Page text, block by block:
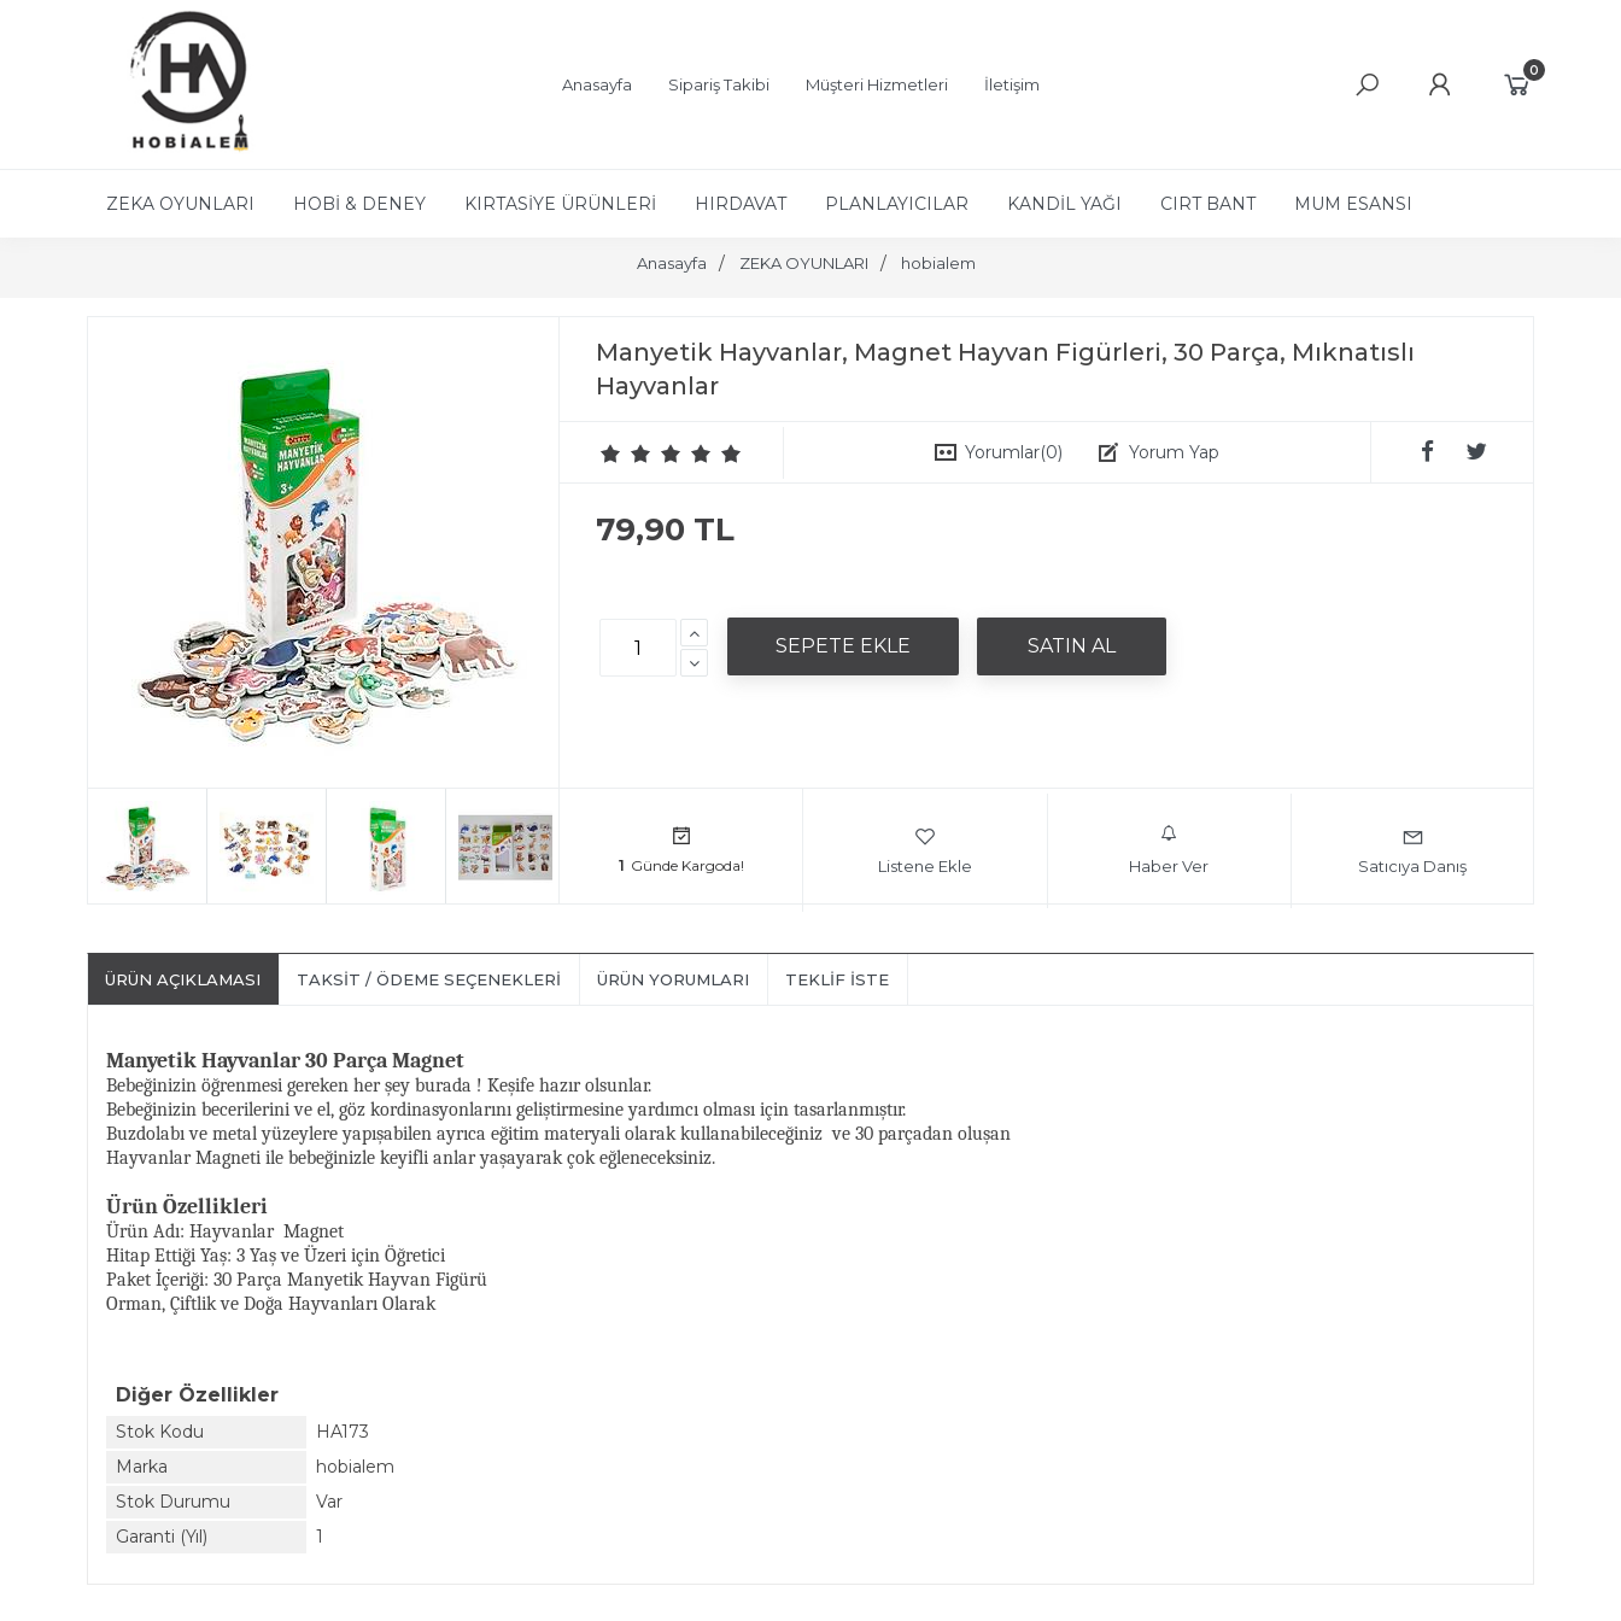
Anasayfa Sipariş Takibi Müşteri Hizmetleri İletişim
0
ZEKA OYUNLARI HOBİ & DENEY KIRTASİYE ÜRÜNLERİ HIRDAVAT PLANLAYICILAR KANDİL YAĞI CIRT BANT MUM ESANSI
Anasayfa ZEKA OYUNLARI hobialem
Manyetik Hayvanlar, Magnet Hayvan Figürleri, 30 Parça, Mıknatıslı
Hayvanlar
Yorumlar(0) Yorum Yap
79,90 TL
1 Listene Ekle Haber Ver Satıcıya Danış
ÜRÜN AÇIKLAMASI TAKSIT / ÖDEME SEÇENEKLERI ÜRÜN YORUMLARI TEKLIF İSTE
Manyetik Hayvanlar 30 Parça Magnet
Bebeğinizin öğrenmesi gereken her şey burada ! Keşife hazır olsunlar.
Bebeğinizin becerilerini ve el, göz kordinasyonlarını geliştirmesine yardımcı olması için tasarlanmıştır.
Buzdolabı ve metal yüzeylere yapışabilen ayrıca eğitim materyali olarak kullanabileceğiniz ve 30 parçadan oluşan
Hayvanlar Magneti ile bebeğinizle keyifli anlar yaşayarak çok eğleneceksiniz.
Ürün Özellikleri
Ürün Adı: Hayvanlar Magnet
Hitap Ettiği Yaş: 3 Yaş ve Üzeri için Öğretici
Paket İçeriği: 30 Parça Manyetik Hayvan Figürü
Orman, Çiftlik ve Doğa Hayvanları Olarak
Diğer Özellikler
Stok Kodu
HA173
Marka
hobialem
Stok Durumu
Var
Garanti (Yıl)
1